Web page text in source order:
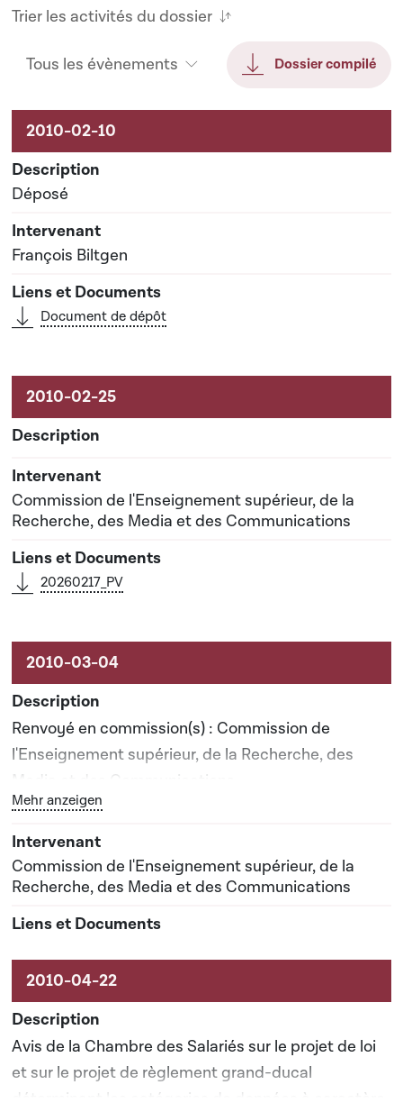
Trier les activités du dossier
Tous les évènements Dossier compilé
Activités sur le dossier
Déposé
François Biltgen
Document de dépôt
Commission de l'Enseignement supérieur, de la
Recherche, des Media et des Communications
20260217_PV
Renvoyé en commission(s) : Commission de
l'Enseignement supérieur, de la Recherche, des
Media et des Communications
Rapporteur(s) : Madame Christine Doerner
Date prévisionnelle du rapport de commission : 05-
Bouton graphique servant à afficher ou cacher tous
Mehr anzeigen
Commission de l'Enseignement supérieur, de la
Recherche, des Media et des Communications
Avis de la Chambre des Salariés sur le projet de loi
et sur le projet de règlement grand-ducal
déterminant les catégories de données à caractère